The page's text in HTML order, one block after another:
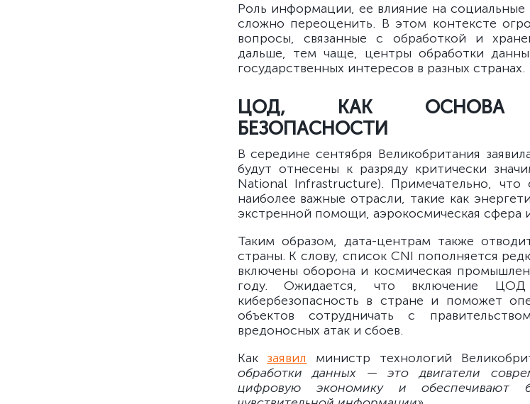
Роль информации, ее влияние на
сложно переоценить. В этом контексте
вопросы, связанные с обработкой и
дальше, тем чаще, центры обработки
государственных интересов в разных странах.
ЦОД, КАК ОСНОВА
БЕЗОПАСНОСТИ
В середине сентября Великобритания
будут отнесены к разряду критически
National Infrastructure). Примечательно, что
наиболее важные отрасли, такие как
экстренной помощи, аэрокосмическая сфера
Таким образом, дата-центрам также
страны. К слову, список CNI пополняется
включены оборона и космическая
году. Ожидается, что включение
кибербезопасность в стране и поможет
объектов сотрудничать с
вредоносных атак и сбоев.
Как заявил министр технологий
обработки данных — это двигатели
цифровую экономику и обеспечивают